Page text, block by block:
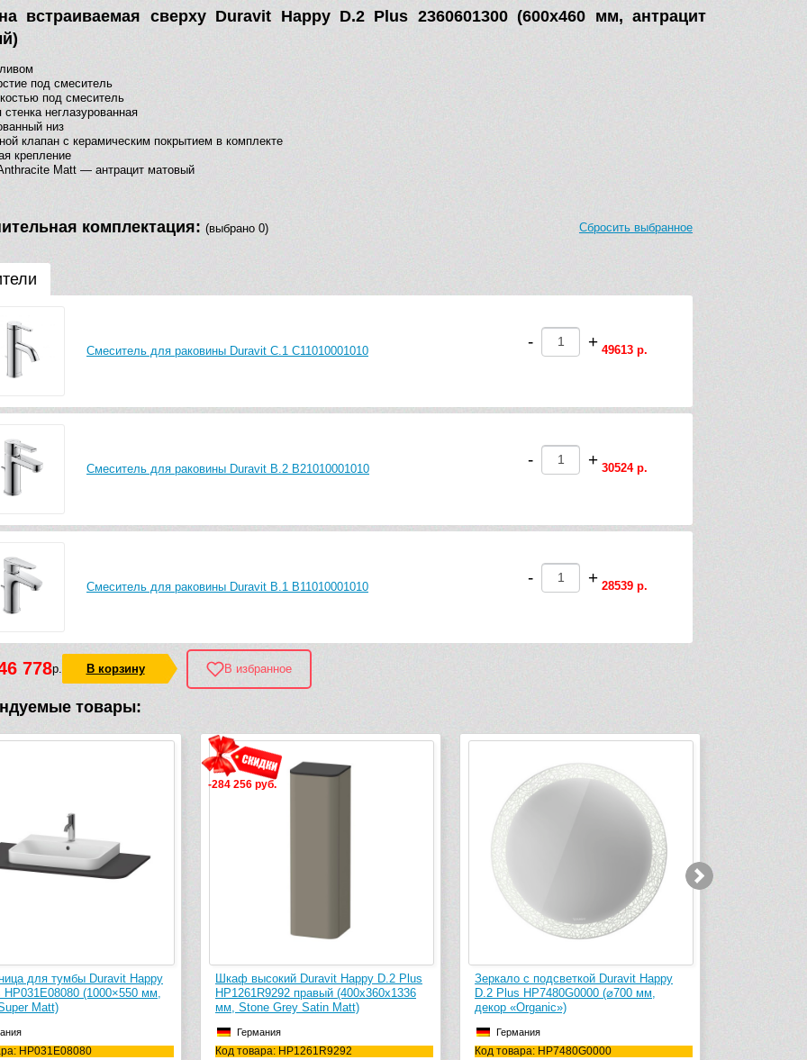
Форма
округлая
Угловая конструкция
нет
Дополнительные
встраиваемая сверху Duravit Happy D.2 Plus 2360601300 (600х460 мм, антрацит
под смеситель
под смеситель
стенка неглазурованная
низ
клапан с керамическим покрытием в комплекте
крепление
Matt — антрацит матовый
комплектация: (выбрано 0) Сбросить выбранное
Смеситель для раковины Duravit C.1 C11010001010 - + 49613 р.
Смеситель для раковины Duravit B.2 B21010001010 - + 30524 р.
Смеситель для раковины Duravit B.1 B11010001010 - + 28539 р.
778р. В корзину В избранное
товары:
для тумбы Duravit Happy
HP031E08080 (1000×550 мм,
Matt)
HP031E08080
-284 256 руб.
Шкаф высокий Duravit Happy D.2 Plus
HP1261R9292 правый (400x360x1336
мм, Stone Grey Satin Matt)
Германия
Код товара: HP1261R9292
Зеркало с подсветкой Duravit Happy
D.2 Plus HP7480G0000 (⌀700 мм,
декор «Organic»)
Германия
Код товара: HP7480G0000